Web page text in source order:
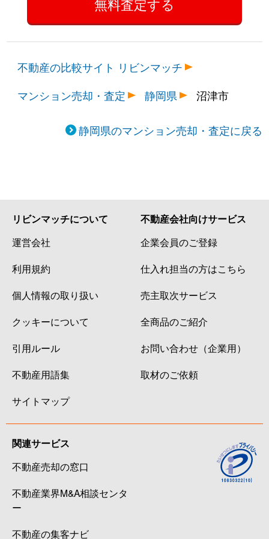
不動産の比較サイト リビンマッチ
マンション売却・査定
静岡県 沼津市
静岡県のマンション売却・査定に戻る
リビンマッチについて
運営会社
利用規約
個人情報の取り扱い
クッキーについて
引用ルール
不動産用語集
サイトマップ
不動産会社向けサービス
企業会員のご登録
仕入れ担当の方はこちら
売主取次サービス
全商品のご紹介
お問い合わせ（企業用）
取材のご依頼
関連サービス
不動産売却の窓口
不動産業界M&A相談センタ
ー
不動産の集客ナビ